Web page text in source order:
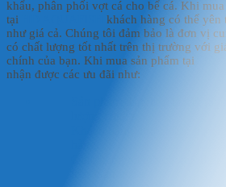
khẩu, phân phối vợt cá cho bể cá. Khi
tại
khách hàng có thể yên
như giá cả. Chúng tôi đảm bảo là đơn vị
có chất lượng tốt nhất trên thị trường với
chính của bạn. Khi mua sản phẩm tại
nhận được các ưu đãi như:
Sản phẩm đảm bảo là sản
Khách hàng được kiểm tra
Giao hàng nhanh chóng, linh